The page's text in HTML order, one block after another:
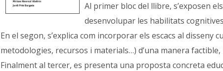
Al primer bloc del llibre, s’exposen
desenvolupar les habilitats
En el segon, s’explica com incorporar els escacs al disseny
metodologies, recursos i materials…) d’una manera
Finalment al tercer, es presenta una proposta concreta